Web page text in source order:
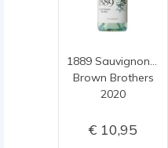
Brown Brothers
2020
10,95